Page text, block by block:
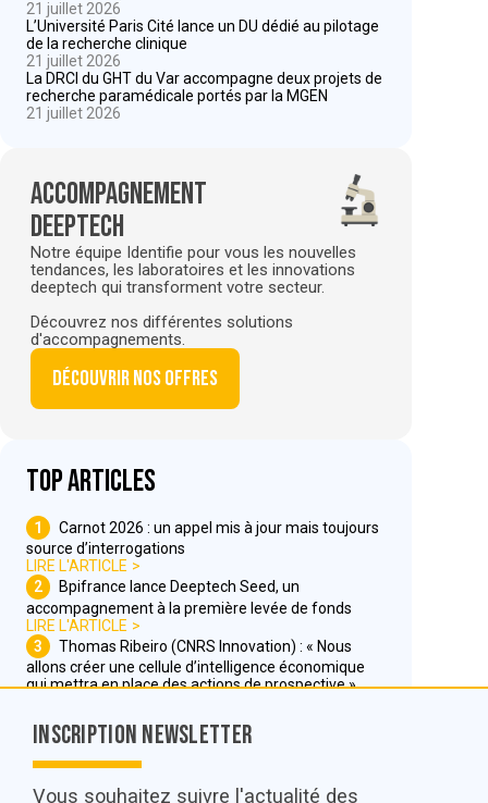
21 juillet 2026
L’Université Paris Cité lance un DU dédié au pilotage
de la recherche clinique
21 juillet 2026
La DRCI du GHT du Var accompagne deux projets de
recherche paramédicale portés par la MGEN
21 juillet 2026
Accompagnement
deeptech
Notre équipe Identifie pour vous les nouvelles
tendances, les laboratoires et les innovations
deeptech qui transforment votre secteur.
Découvrez nos différentes solutions
d'accompagnements.
Découvrir nos offres
Top articles
1
Carnot 2026 : un appel mis à jour mais toujours
source d’interrogations
LIRE L'ARTICLE
2
Bpifrance lance Deeptech Seed, un
accompagnement à la première levée de fonds
LIRE L'ARTICLE
3
Thomas Ribeiro (CNRS Innovation) : « Nous
allons créer une cellule d’intelligence économique
qui mettra en place des actions de prospective »
Inscription Newsletter
Vous souhaitez suivre l'actualité des